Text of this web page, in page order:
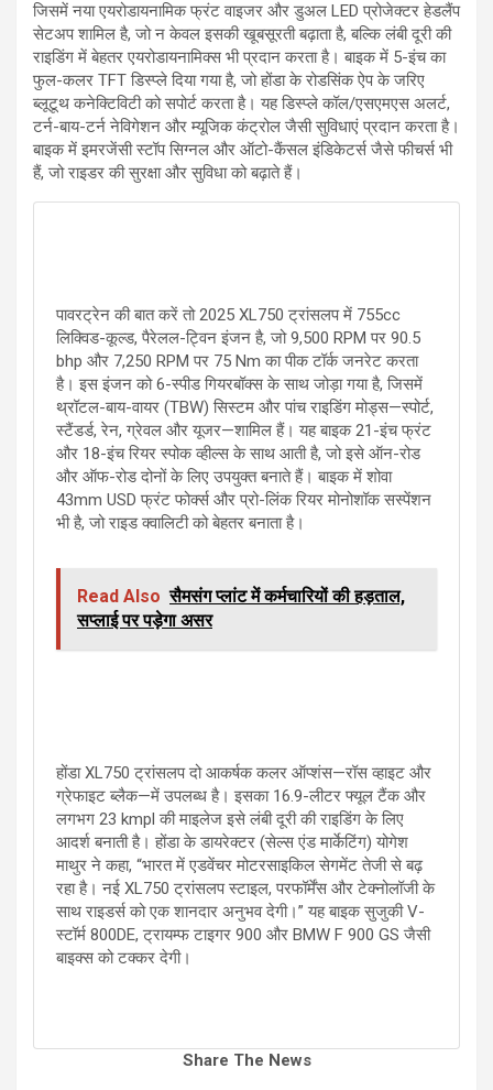
जिसमें नया एयरोडायनामिक फ्रंट वाइजर और डुअल LED प्रोजेक्टर हेडलैंप
सेटअप शामिल है, जो न केवल इसकी खूबसूरती बढ़ाता है, बल्कि लंबी दूरी की
राइडिंग में बेहतर एयरोडायनामिक्स भी प्रदान करता है। बाइक में 5-इंच का
फुल-कलर TFT डिस्प्ले दिया गया है, जो होंडा के रोडसिंक ऐप के जरिए
ब्लूटूथ कनेक्टिविटी को सपोर्ट करता है। यह डिस्प्ले कॉल/एसएमएस अलर्ट,
टर्न-बाय-टर्न नेविगेशन और म्यूजिक कंट्रोल जैसी सुविधाएं प्रदान करता है।
बाइक में इमरजेंसी स्टॉप सिग्नल और ऑटो-कैंसल इंडिकेटर्स जैसे फीचर्स भी
हैं, जो राइडर की सुरक्षा और सुविधा को बढ़ाते हैं।
पावरट्रेन की बात करें तो 2025 XL750 ट्रांसलप में 755cc
लिक्विड-कूल्ड, पैरेलल-ट्विन इंजन है, जो 9,500 RPM पर 90.5
bhp और 7,250 RPM पर 75 Nm का पीक टॉर्क जनरेट करता
है। इस इंजन को 6-स्पीड गियरबॉक्स के साथ जोड़ा गया है, जिसमें
थ्रॉटल-बाय-वायर (TBW) सिस्टम और पांच राइडिंग मोड्स—स्पोर्ट,
स्टैंडर्ड, रेन, ग्रेवल और यूजर—शामिल हैं। यह बाइक 21-इंच फ्रंट
और 18-इंच रियर स्पोक व्हील्स के साथ आती है, जो इसे ऑन-रोड
और ऑफ-रोड दोनों के लिए उपयुक्त बनाते हैं। बाइक में शोवा
43mm USD फ्रंट फोर्क्स और प्रो-लिंक रियर मोनोशॉक सस्पेंशन
भी है, जो राइड क्वालिटी को बेहतर बनाता है।
Read Also सैमसंग प्लांट में कर्मचारियों की हड़ताल,
सप्लाई पर पड़ेगा असर
होंडा XL750 ट्रांसलप दो आकर्षक कलर ऑप्शंस—रॉस व्हाइट और
ग्रेफाइट ब्लैक—में उपलब्ध है। इसका 16.9-लीटर फ्यूल टैंक और
लगभग 23 kmpl की माइलेज इसे लंबी दूरी की राइडिंग के लिए
आदर्श बनाती है। होंडा के डायरेक्टर (सेल्स एंड मार्केटिंग) योगेश
माथुर ने कहा, “भारत में एडवेंचर मोटरसाइकिल सेगमेंट तेजी से बढ़
रहा है। नई XL750 ट्रांसलप स्टाइल, परफॉर्मेंस और टेक्नोलॉजी के
साथ राइडर्स को एक शानदार अनुभव देगी।” यह बाइक सुजुकी V-
स्टॉर्म 800DE, ट्रायम्फ टाइगर 900 और BMW F 900 GS जैसी
बाइक्स को टक्कर देगी।
Share The News